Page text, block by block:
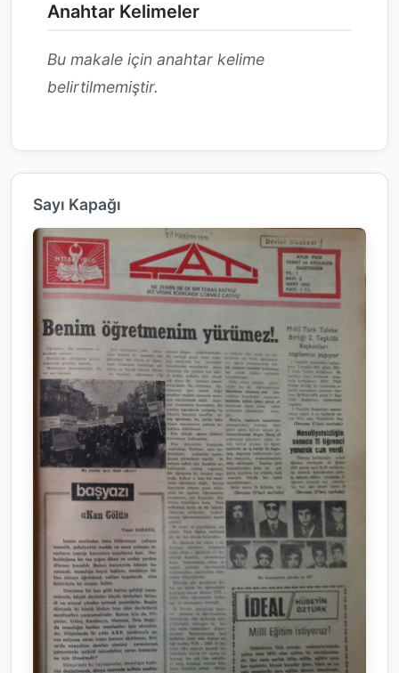
Anahtar Kelimeler
Bu makale için anahtar kelime
belirtilmemiştir.
Sayı Kapağı